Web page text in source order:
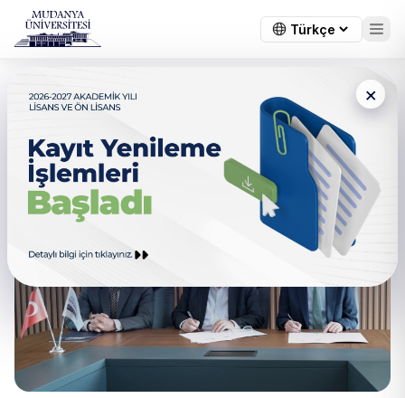
×
Uludağ Elektrik İle İş Birliği
Protokolü İmzalandı